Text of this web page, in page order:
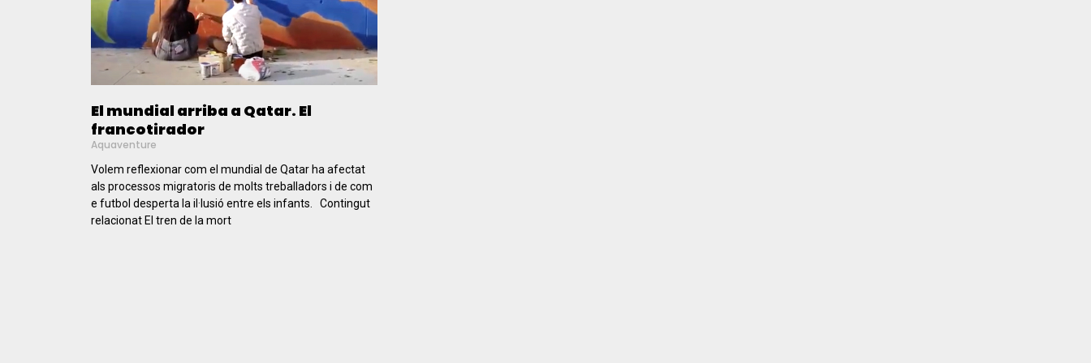
El mundial arriba a Qatar. El
francotirador
Aquaventure
Volem reflexionar com el mundial de Qatar ha afectat
als processos migratoris de molts treballadors i de com
e futbol desperta la il·lusió entre els infants. Contingut
relacionat El tren de la mort